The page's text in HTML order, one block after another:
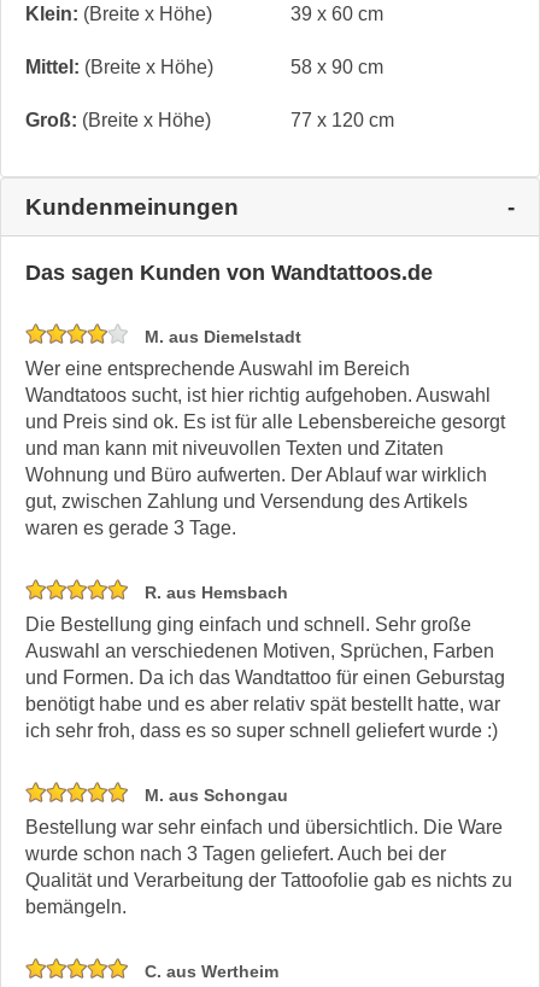
Klein: (Breite x Höhe) 39 x 60 cm
Mittel: (Breite x Höhe) 58 x 90 cm
Groß: (Breite x Höhe) 77 x 120 cm
Kundenmeinungen
Das sagen Kunden von Wandtattoos.de
M. aus Diemelstadt
Wer eine entsprechende Auswahl im Bereich
Wandtatoos sucht, ist hier richtig aufgehoben. Auswahl
und Preis sind ok. Es ist für alle Lebensbereiche gesorgt
und man kann mit niveuvollen Texten und Zitaten
Wohnung und Büro aufwerten. Der Ablauf war wirklich
gut, zwischen Zahlung und Versendung des Artikels
waren es gerade 3 Tage.
R. aus Hemsbach
Die Bestellung ging einfach und schnell. Sehr große
Auswahl an verschiedenen Motiven, Sprüchen, Farben
und Formen. Da ich das Wandtattoo für einen Geburstag
benötigt habe und es aber relativ spät bestellt hatte, war
ich sehr froh, dass es so super schnell geliefert wurde :)
M. aus Schongau
Bestellung war sehr einfach und übersichtlich. Die Ware
wurde schon nach 3 Tagen geliefert. Auch bei der
Qualität und Verarbeitung der Tattoofolie gab es nichts zu
bemängeln.
C. aus Wertheim